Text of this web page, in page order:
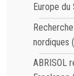
Europe
nordiques
ABRISOL